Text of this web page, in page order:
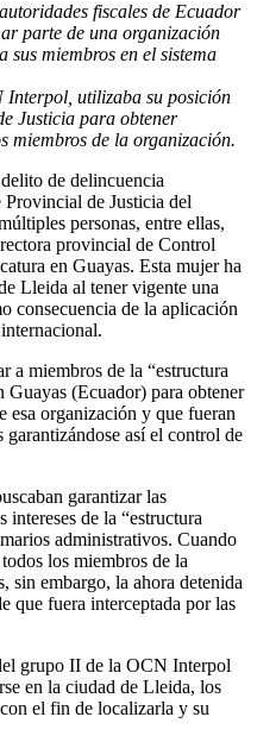
fiscales de Ecuador
parte de una organización
miembros en el sistema
utilizaba su posición
Justicia para obtener
miembros de la organización.
de delincuencia
de Justicia del
personas, entre ellas,
provincial de Control
en Guayas. Esta mujer ha
Lleida al tener vigente una
consecuencia de la aplicación
a miembros de la “estructura
Guayas (Ecuador) para obtener
esa organización y que fueran
garantizándose así el control de
garantizar las
de la “estructura
administrativos. Cuando
los miembros de la
sin embargo, la ahora detenida
que fuera interceptada por las
grupo II de la OCN Interpol
en la ciudad de Lleida, los
el fin de localizarla y su